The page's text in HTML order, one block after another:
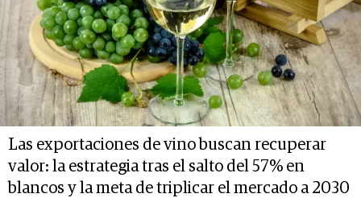
Las exportaciones de vino buscan recuperar
valor: la estrategia tras el salto del 57% en
blancos y la meta de triplicar el mercado a 2030